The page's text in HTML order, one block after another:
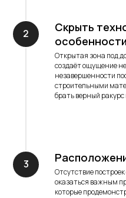
Скрыть
особенности
Открытая зона под
создаёт ощущение
незавершенности
строительными
брать верный ракурс
Отсутствие
оказаться важным
которые